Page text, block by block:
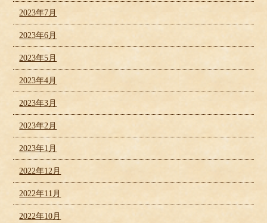
2023年7月
2023年6月
2023年5月
2023年4月
2023年3月
2023年2月
2023年1月
2022年12月
2022年11月
2022年10月